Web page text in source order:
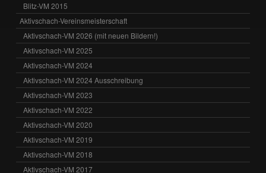
Blitz-VM 2015
Aktivschach-Vereinsmeisterschaft
Aktivschach-VM 2026 (mit neuen Bildern!)
Aktivschach-VM 2025
Aktivschach-VM 2024
Aktivschach-VM 2024 Ausschreibung
Aktivschach-VM 2023
Aktivschach-VM 2022
Aktivschach-VM 2020
Aktivschach-VM 2019
Aktivschach-VM 2018
Aktivschach-VM 2017